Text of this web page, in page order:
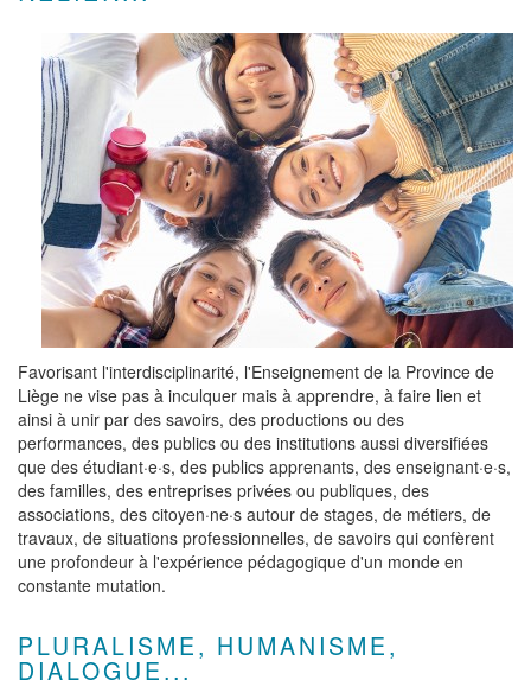
Favorisant l'interdisciplinarité, l'Enseignement de la Province de
Liège ne vise pas à inculquer mais à apprendre, à faire lien et
ainsi à unir par des savoirs, des productions ou des
performances, des publics ou des institutions aussi diversifiées
que des étudiant·e·s, des publics apprenants, des enseignant·e·s,
des familles, des entreprises privées ou publiques, des
associations, des citoyen·ne·s autour de stages, de métiers, de
travaux, de situations professionnelles, de savoirs qui confèrent
une profondeur à l'expérience pédagogique d'un monde en
constante mutation.
PLURALISME, HUMANISME,
DIALOGUE...